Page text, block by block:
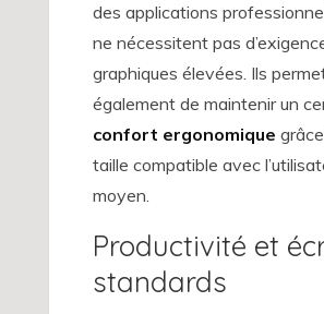
des applications
ne nécessitent pas
graphiques élevées. Ils
également de maintenir un
confort ergonomique
taille compatible avec
moyen.
Productivité et
standards